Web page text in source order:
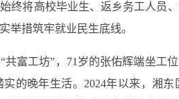
终将高校毕业生、返乡务工人员
举措筑牢就业民生底线。
富工坊”，71岁的张佑辉端坐工
的晚年生活。2024年以来，湘